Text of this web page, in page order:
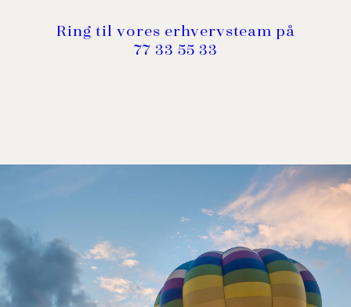
Ring til vores erhvervsteam på
77 33 55 33